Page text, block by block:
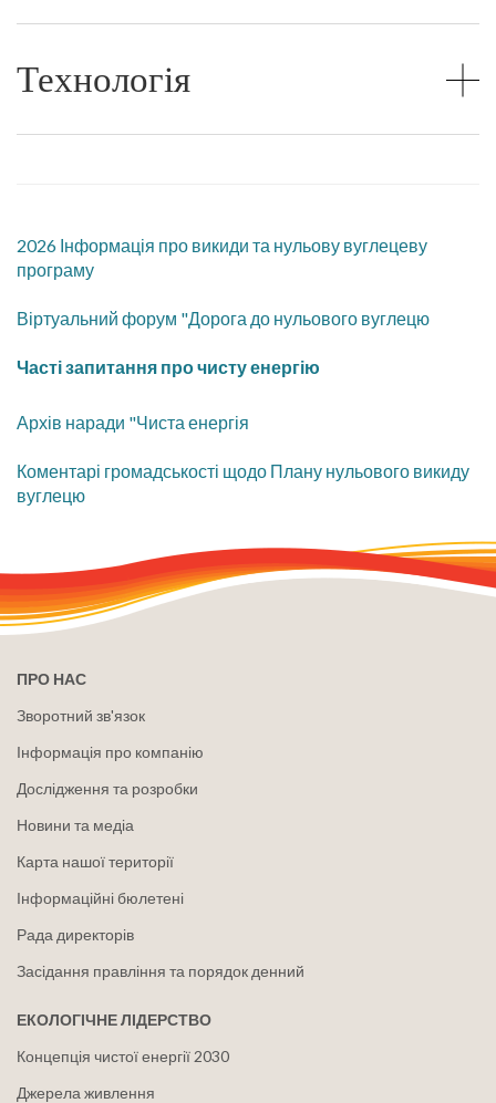
Технологія
2026 Інформація про викиди та нульову вуглецеву
програму
Віртуальний форум "Дорога до нульового вуглецю
Часті запитання про чисту енергію
Архів наради "Чиста енергія
Коментарі громадськості щодо Плану нульового викиду
вуглецю
ПРО НАС
Зворотний зв'язок
Інформація про компанію
Дослідження та розробки
Новини та медіа
Карта нашої території
Інформаційні бюлетені
Рада директорів
Засідання правління та порядок денний
ЕКОЛОГІЧНЕ ЛІДЕРСТВО
Концепція чистої енергії 2030
Джерела живлення